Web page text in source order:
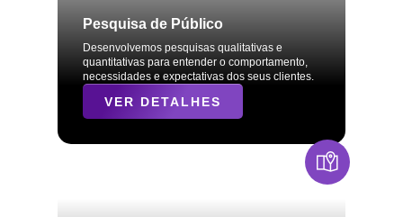
Pesquisa de Público
Desenvolvemos pesquisas qualitativas e
quantitativas para entender o comportamento,
necessidades e expectativas dos seus clientes.
VER DETALHES